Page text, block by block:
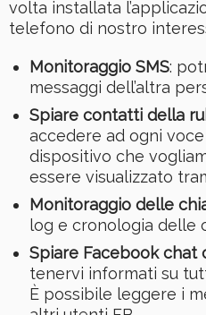
volta installata
telefono di nostro
Monitoraggio SMS:
messaggi dell’altra
Spiare contatti della
accedere ad ogni
dispositivo che
essere visualizzato
Monitoraggio delle
log e cronologia delle
Spiare Facebook chat
tenervi informati su
È possibile leggere i